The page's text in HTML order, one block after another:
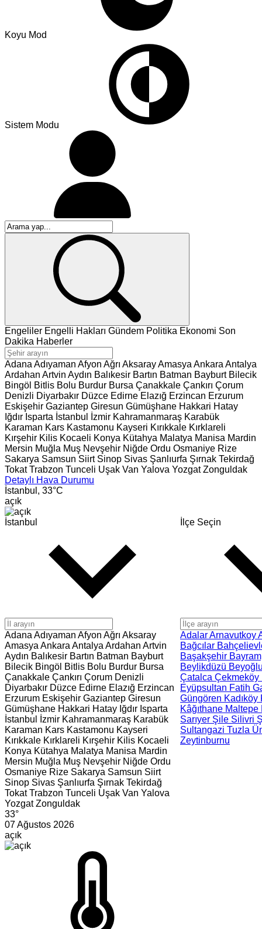
Koyu Mod
Sistem Modu
Engeliler Engelli Hakları Gündem Politika Ekonomi Son
Dakika Haberler
Adana Adıyaman Afyon Ağrı AksarayAmasya Ankara Antalya
Ardahan Artvin Aydın Balıkesir Bartın Batman Bayburt Bilecik
Bingöl Bitlis Bolu Burdur Bursa Çanakkale Çankırı Çorum
Denizli Diyarbakır Düzce Edirne Elazığ Erzincan Erzurum
Eskişehir Gaziantep Giresun Gümüşhane Hakkari Hatay
Iğdır Isparta İstanbul İzmir Kahramanmaraş Karabük
Karaman Kars Kastamonu Kayseri Kırıkkale Kırklareli
Kırşehir Kilis Kocaeli Konya Kütahya Malatya Manisa Mardin
Mersin Muğla Muş Nevşehir Niğde Ordu Osmaniye Rize
Sakarya Samsun Siirt Sinop Sivas Şanlıurfa Şırnak Tekirdağ
Tokat Trabzon Tunceli Uşak Van Yalova Yozgat Zonguldak
Detaylı Hava Durumu
İstanbul, 33°C
açık
İstanbul
Adana Adıyaman Afyon Ağrı Aksaray
Amasya Ankara Antalya Ardahan Artvin
Aydın Balıkesir Bartın Batman Bayburt
Bilecik Bingöl Bitlis Bolu Burdur Bursa
Çanakkale Çankırı Çorum Denizli
Diyarbakır Düzce Edirne Elazığ Erzincan
Erzurum Eskişehir Gaziantep Giresun
Gümüşhane Hakkari Hatay Iğdır Isparta
İstanbul
İzmir Kahramanmaraş Karabük
Karaman Kars Kastamonu Kayseri
Kırıkkale Kırklareli Kırşehir Kilis Kocaeli
Konya Kütahya Malatya Manisa Mardin
Mersin Muğla Muş Nevşehir Niğde Ordu
Osmaniye Rize Sakarya Samsun Siirt
Sinop Sivas Şanlıurfa Şırnak Tekirdağ
TokatTrabzon Tunceli Uşak Van Yalova
YozgatZonguldak
İlçe Seçin
AdalarArnavutkoy
Bağcılar
Başakşehir
Beylikdüzü
Çatalca Çekmeköy
Eyüpsultan Fatih
Güngören Kadıköy
Kâğıthane Maltepe
Sarıyer Şile Silivri
Sultangazi Tuzla
Zeytinburnu
33°
07 Ağustos 2026
açık